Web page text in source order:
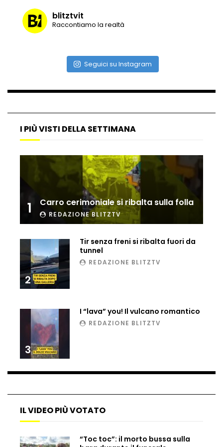
male
Incidente aereo a Mogadiscio, aereo
perde il controllo
Ucraina, ecco come gli F16 intercettano
i droni russi
Tir bloccato sul passaggio a livello:
Parco divertimenti, attrazione cede
all’improvviso
tragedia a Petén
Russia sotto zero: fiumi congelati e navi
rompighiaccio a Mosca
blitztvit
Raccontiamo la realtà
Seguici su Instagram
I PIÙ VISTI DELLA SETTIMANA
1 Carro cerimoniale si ribalta sulla folla
REDAZIONE BLITZTV
2
Tir senza freni si ribalta fuori da
tunnel
REDAZIONE BLITZTV
3
I “lava” you! Il vulcano romantico
REDAZIONE BLITZTV
IL VIDEO PIÙ VOTATO
“Toc toc”: il morto bussa sulla